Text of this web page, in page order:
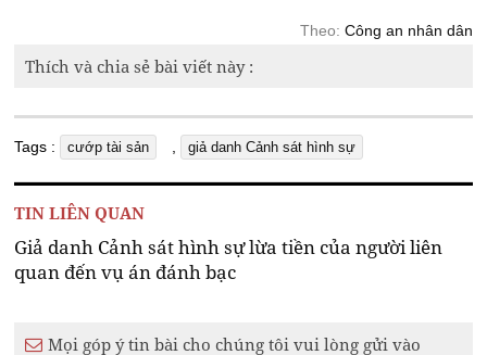
Theo: Công an nhân dân
Thích và chia sẻ bài viết này :
Tags : cướp tài sản giả danh Cảnh sát hình sự
TIN LIÊN QUAN
Giả danh Cảnh sát hình sự lừa tiền của người liên
quan đến vụ án đánh bạc
Mọi góp ý tin bài cho chúng tôi vui lòng gửi vào